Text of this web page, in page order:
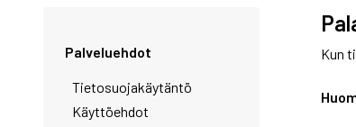
Palveluehdot
Tietosuojakäytäntö
Käyttöehdot
Kun